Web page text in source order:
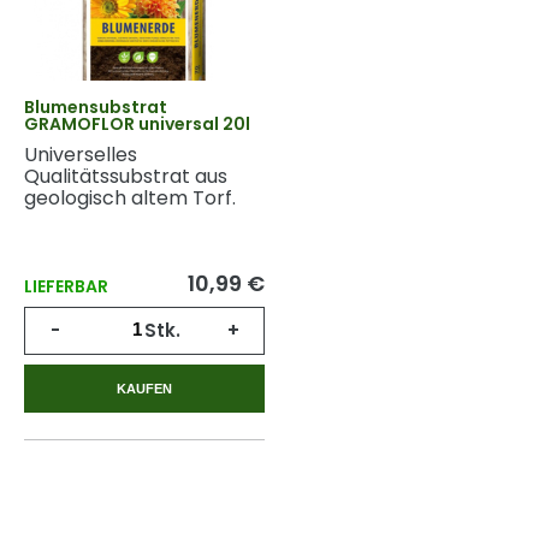
Blumensubstrat
GRAMOFLOR universal 20l
Universelles
Qualitätssubstrat aus
geologisch altem Torf.
LIEFERBAR 10,99 €
- Stk. +
KAUFEN